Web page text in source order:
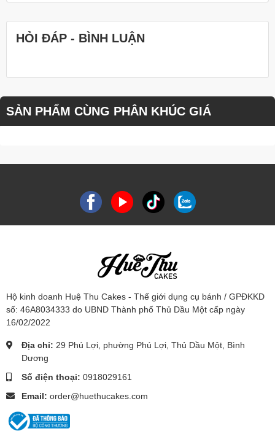
HỎI ĐÁP - BÌNH LUẬN
SẢN PHẨM CÙNG PHÂN KHÚC GIÁ
Hộ kinh doanh Huệ Thu Cakes - Thế giới dụng cụ bánh / GPĐKKD
số: 46A8034333 do UBND Thành phố Thủ Dầu Một cấp ngày
16/02/2022
Địa chỉ: 29 Phú Lợi, phường Phú Lợi, Thủ Dầu Một, Bình
Dương
Số điện thoại: 0918029161
Email: order@huethucakes.com